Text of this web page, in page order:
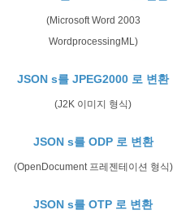
(Microsoft Word 2003
WordprocessingML)
JSON s를 JPEG2000 로 변환
(J2K 이미지 형식)
JSON s를 ODP 로 변환
(OpenDocument 프레젠테이션 형식)
JSON s를 OTP 로 변환